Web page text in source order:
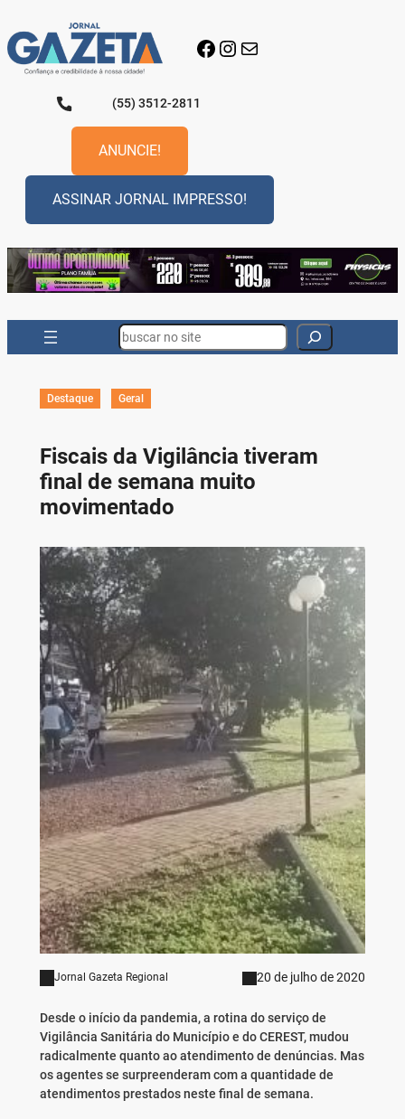
para
o
conteúdo
Facebook
Instagram
E-mail
(55) 3512-2811
ANUNCIE!
ASSINAR JORNAL IMPRESSO!
Search
Destaque Geral
Fiscais da Vigilância tiveram
final de semana muito
movimentado
Jornal Gazeta Regional 20 de julho de 2020
Desde o início da pandemia, a rotina do serviço de
Vigilância Sanitária do Município e do CEREST, mudou
radicalmente quanto ao atendimento de denúncias. Mas
os agentes se surpreenderam com a quantidade de
atendimentos prestados neste final de semana.